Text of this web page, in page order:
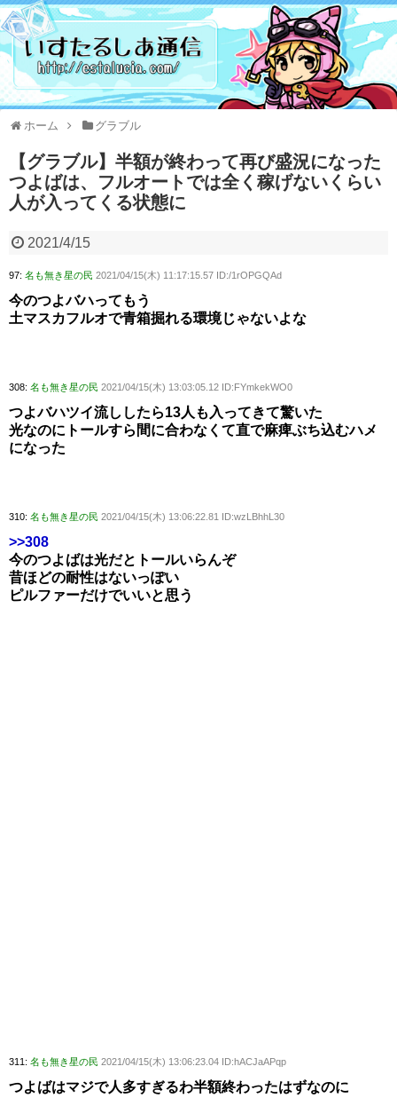
ホーム グラブル
【グラブル】半額が終わって再び盛況になった
つよばは、フルオートでは全く稼げないくらい
人が入ってくる状態に
2021/4/15
97: 名も無き星の民 2021/04/15(木) 11:17:15.57 ID:/1rOPGQAd
今のつよバハってもう
土マスカフルオで青箱掘れる環境じゃないよな
308: 名も無き星の民 2021/04/15(木) 13:03:05.12 ID:FYmkekWO0
つよバハツイ流ししたら13人も入ってきて驚いた
光なのにトールすら間に合わなくて直で麻痺ぶち込むハメ
になった
310: 名も無き星の民 2021/04/15(木) 13:06:22.81 ID:wzLBhhL30
>>308
今のつよばは光だとトールいらんぞ
昔ほどの耐性はないっぽい
ピルファーだけでいいと思う
311: 名も無き星の民 2021/04/15(木) 13:06:23.04 ID:hACJaAPqp
つよばはマジで人多すぎるわ半額終わったはずなのに